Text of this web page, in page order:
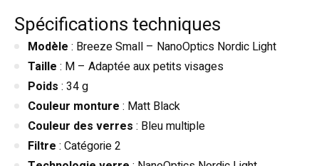
Spécifications techniques
Modèle : Breeze Small – NanoOptics Nordic Light
Taille : M – Adaptée aux petits visages
Poids : 34 g
Couleur monture : Matt Black
Couleur des verres : Bleu multiple
Filtre : Catégorie 2